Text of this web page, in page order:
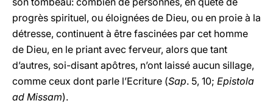
progrès spirituel, ou éloignées de Dieu, ou en proie à la
détresse, continuent à être fascinées par cet homme
de Dieu, en le priant avec ferveur, alors que tant
d’autres, soi-disant apôtres, n’ont laissé aucun sillage,
comme ceux dont parle l’Ecriture (Sap. 5, 10; Epistola
ad Missam).